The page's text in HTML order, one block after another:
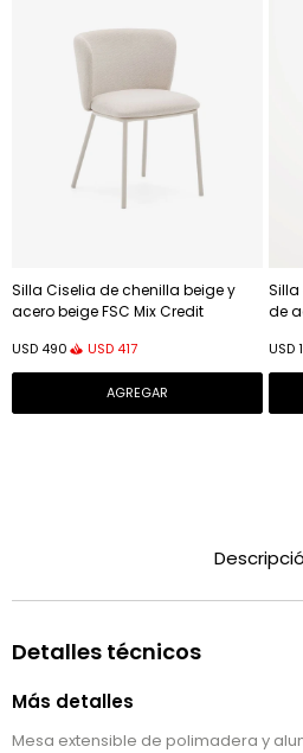
Silla Ciselia de chenilla beige y
acero beige FSC Mix Credit
USD 490 USD 417
Silla
de
USD
Detalles técnicos
Más detalles
Mesa extensible de polimadera y